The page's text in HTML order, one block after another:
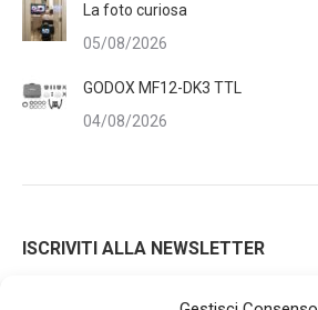
La foto curiosa
05/08/2026
GODOX MF12-DK3 TTL
04/08/2026
ISCRIVITI ALLA NEWSLETTER